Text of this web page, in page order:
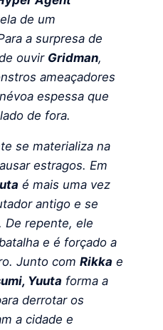
de um
a surpresa de
ouvir Gridman,
ameaçadores
espessa que
de fora.
se materializa na
estragos. Em
é mais uma vez
antigo e se
De repente, ele
e é forçado a
Junto com Rikka e
Yuuta forma a
derrotar os
a cidade e